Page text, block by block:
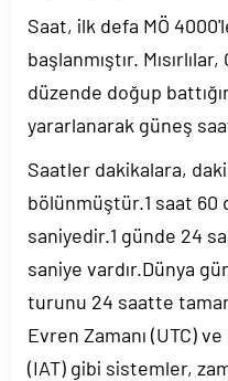
Saat, ilk defa MÖ
başlanmıştır.
düzende doğup
yararlanarak güneş
Saatler dakikalara,
bölünmüştür.1 saat 60
saniyedir.1 günde 24
saniye vardır.Dünya
turunu 24 saatte
Evren Zamanı (UTC)
(IAT) gibi sistemler,